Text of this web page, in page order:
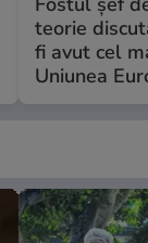
teorie
fi avut cel
Uniunea